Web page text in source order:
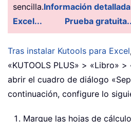
sencilla.Información
Excel...
Prueba
Tras instalar Kutools para Excel
«KUTOOLS PLUS» > «Libro»
abrir el cuadro de diálogo
continuación, configure lo
Marque las hojas de